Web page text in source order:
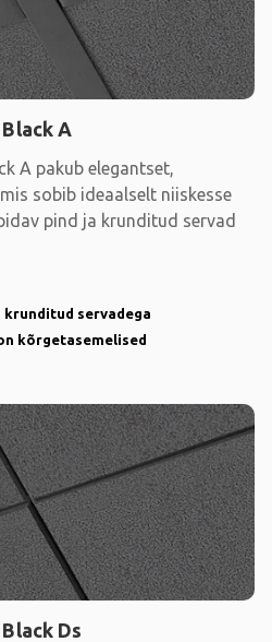
A
A pakub elegantset,
sobib ideaalselt niiskesse
pind ja krunditud servad
servadega
kõrgetasemelised
Ds